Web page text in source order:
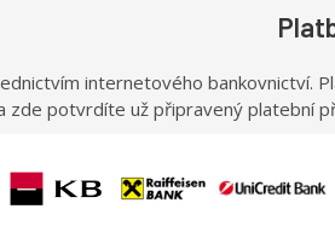
internetového bankovnictví.
zde potvrdíte už připravený platební